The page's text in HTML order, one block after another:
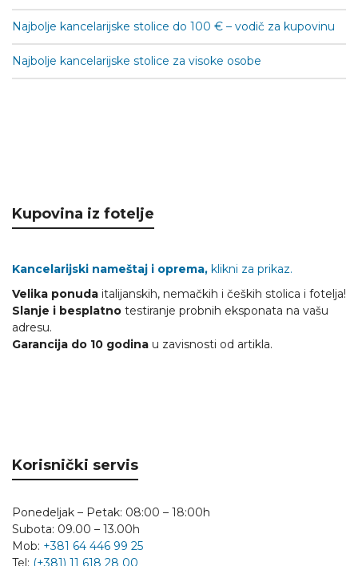
Najbolje kancelarijske stolice do 100 € – vodič za kupovinu
Najbolje kancelarijske stolice za visoke osobe
Kupovina iz fotelje
Kancelarijski nameštaj i oprema, klikni za prikaz.
Velika ponuda italijanskih, nemačkih i čeških stolica i fotelja!
Slanje i besplatno testiranje probnih eksponata na vašu
adresu.
Garancija do 10 godina u zavisnosti od artikla.
Korisnički servis
Ponedeljak – Petak: 08:00 – 18:00h
Subota: 09.00 – 13.00h
Mob: +381 64 446 99 25
Tel: (+381) 11 618 28 00